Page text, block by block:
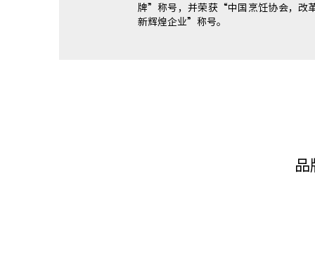
牌”称号，并荣获“中国烹饪协会，改
新辉煌企业”称号。
品